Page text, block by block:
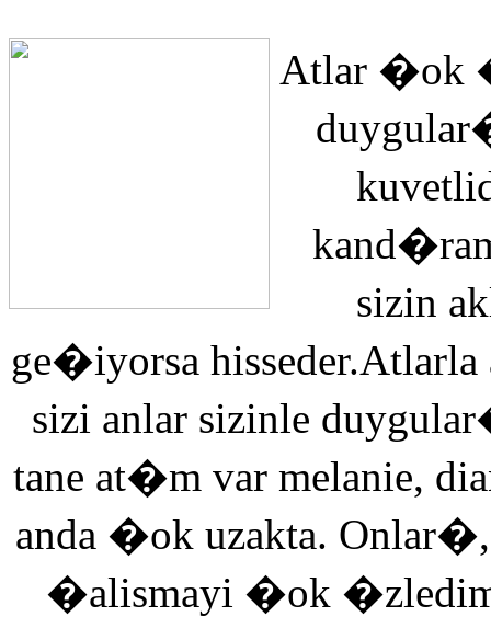
Atlar �ok
sizin
ge�iyorsa
sizi anlar sizinle
tane at�m var melanie,
anda �ok uzakta.
�alismayi �ok